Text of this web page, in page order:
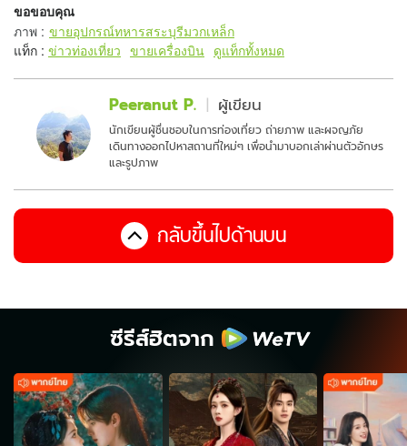
ขอขอบคุณ
ภาพ : ขายอุปกรณ์ทหารสระบุรีมวกเหล็ก
แท็ก : ข่าวท่องเที่ยว ขายเครื่องบิน ดูแท็กทั้งหมด
Peeranut P. ผู้เขียน
นักเขียนผู้ชื่นชอบในการท่องเที่ยว ถ่ายภาพ และผจญภัย
เดินทางออกไปหาสถานที่ใหม่ๆ เพื่อนำมาบอกเล่าผ่านตัวอักษร
และรูปภาพ
กลับขึ้นไปด้านบน
ซีรีส์ฮิตจาก